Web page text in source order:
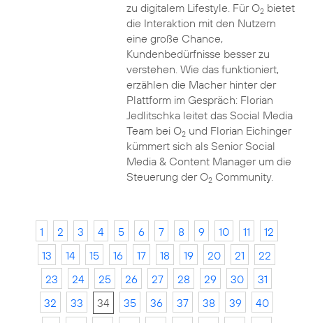
zu digitalem Lifestyle. Für O2bietet
die Interaktion mit den Nutzern
eine große Chance,
Kundenbedürfnisse besser zu
verstehen. Wie das funktioniert,
erzählen die Macher hinter der
Plattform im Gespräch: Florian
Jedlitschka leitet das Social Media
Team bei O2und Florian Eichinger
kümmert sich als Senior Social
Media & Content Manager um die
Steuerung der O2Community.
1 2 3 4 5 6 7 8 9 10 11
12
13
14 15 16 17 18 19 20 21
22
23
24 25 26 27 28 29 30
31
32
33 34 35 36 37 38 39
40